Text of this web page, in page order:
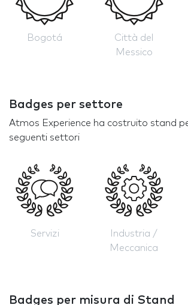
Bogotá
Città del
Messico
Badges per settore
Atmos Experience ha costruito stand
seguenti settori
Servizi
Industria /
Meccanica
Badges per misura di Stand